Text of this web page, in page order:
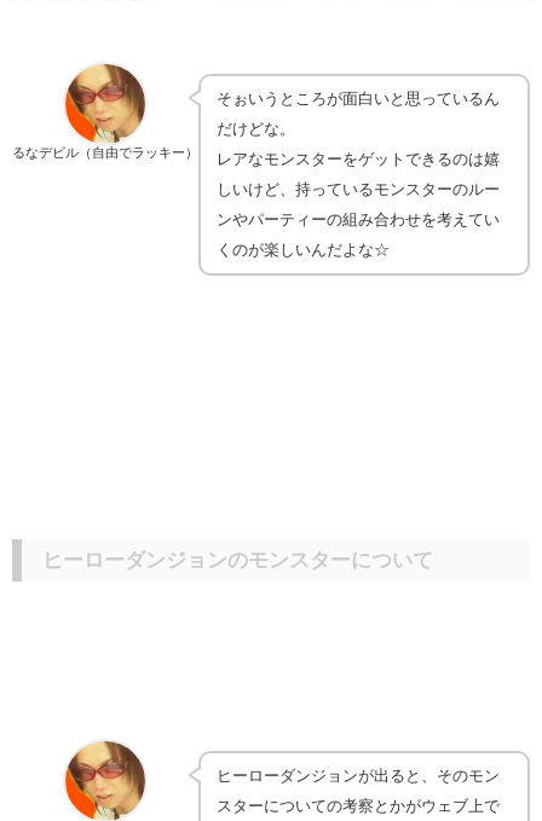
るなデビル（自由でラッキー）
そぉいうところが面白いと思っているん
だけどな。
レアなモンスターをゲットできるのは嬉
しいけど、持っているモンスターのルー
ンやパーティーの組み合わせを考えてい
くのが楽しいんだよな☆
ヒーローダンジョンのモンスターについて
ヒーローダンジョンが出ると、そのモン
スターについての考察とかがウェブ上で